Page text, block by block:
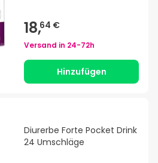
18,64 €
Versand in 24-72h
Hinzufügen
Diurerbe Forte Pocket Drink
24 Umschläge